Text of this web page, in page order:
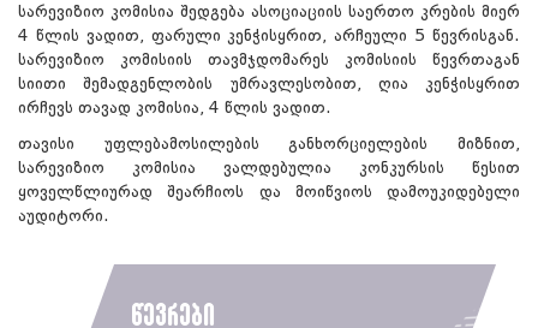
სარევიზიო კომისია შედგება ასოციაციის საერთო კრების მიერ
4 წლის ვადით, ფარული კენჭისყრით, არჩეული 5 წევრისგან.
სარევიზიო კომისიის თავმჯდომარეს კომისიის წევრთაგან
სიითი შემადგენლობის უმრავლესობით, ღია კენჭისყრით
ირჩევს თავად კომისია, 4 წლის ვადით.
თავისი უფლებამოსილების განხორციელების მიზნით,
სარევიზიო კომისია ვალდებულია კონკურსის წესით
ყოველწლიურად შეარჩიოს და მოიწვიოს დამოუკიდებელი
აუდიტორი.
წევრები